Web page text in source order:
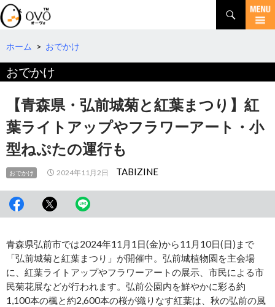
検
索
コ
テ
ツ
へ
ホーム > おでかけ
おでかけ
【青森県・弘前城菊と紅葉まつり】紅
葉ライトアップやフラワーアート・小
型ねぷたの運行も
おでかけ 2024年11月2日 TABIZINE
青森県弘前市では2024年11月1日(金)から11月10日(日)まで
「弘前城菊と紅葉まつり」が開催中。弘前城植物園を主会場
に、紅葉ライトアップやフラワーアートの展示、市民による市
民菊花展などが行われます。弘前公園内を鮮やかに彩る約
1,100本の楓と約2,600本の桜が織りなす紅葉は、秋の弘前の風